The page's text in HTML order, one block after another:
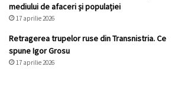
mediului de afaceri și populației
17 aprilie 2026
Retragerea trupelor ruse din Transnistria. Ce
spune Igor Grosu
17 aprilie 2026